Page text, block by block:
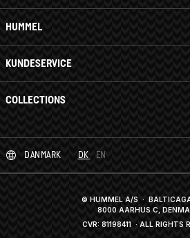
HUMMEL
KUNDESERVICE
COLLECTIONS
DANMARK DK EN
© HUMMEL A/S ·
8000 AARHUS C,
CVR: 81198411· ALL RIGHTS